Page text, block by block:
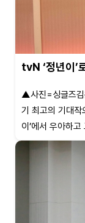
tvN ‘정년이’
▲사진=싱글즈김
기 최고의 기대작
이’에서 우아하